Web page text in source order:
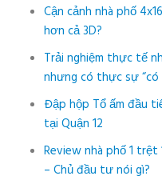
Cận cảnh nhà phố
hơn cả 3D?
Trải nghiệm thực tế
nhưng có thực sự “có
Đập hộp Tổ ấm đầu
tại Quận 12
Review nhà phố 1
– Chủ đầu tư nói gì?